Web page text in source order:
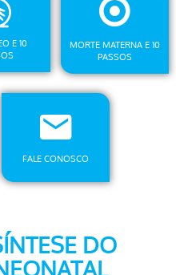
E 10
MORTE MATERNA E 10
PASSOS
FALE CONOSCO
DO